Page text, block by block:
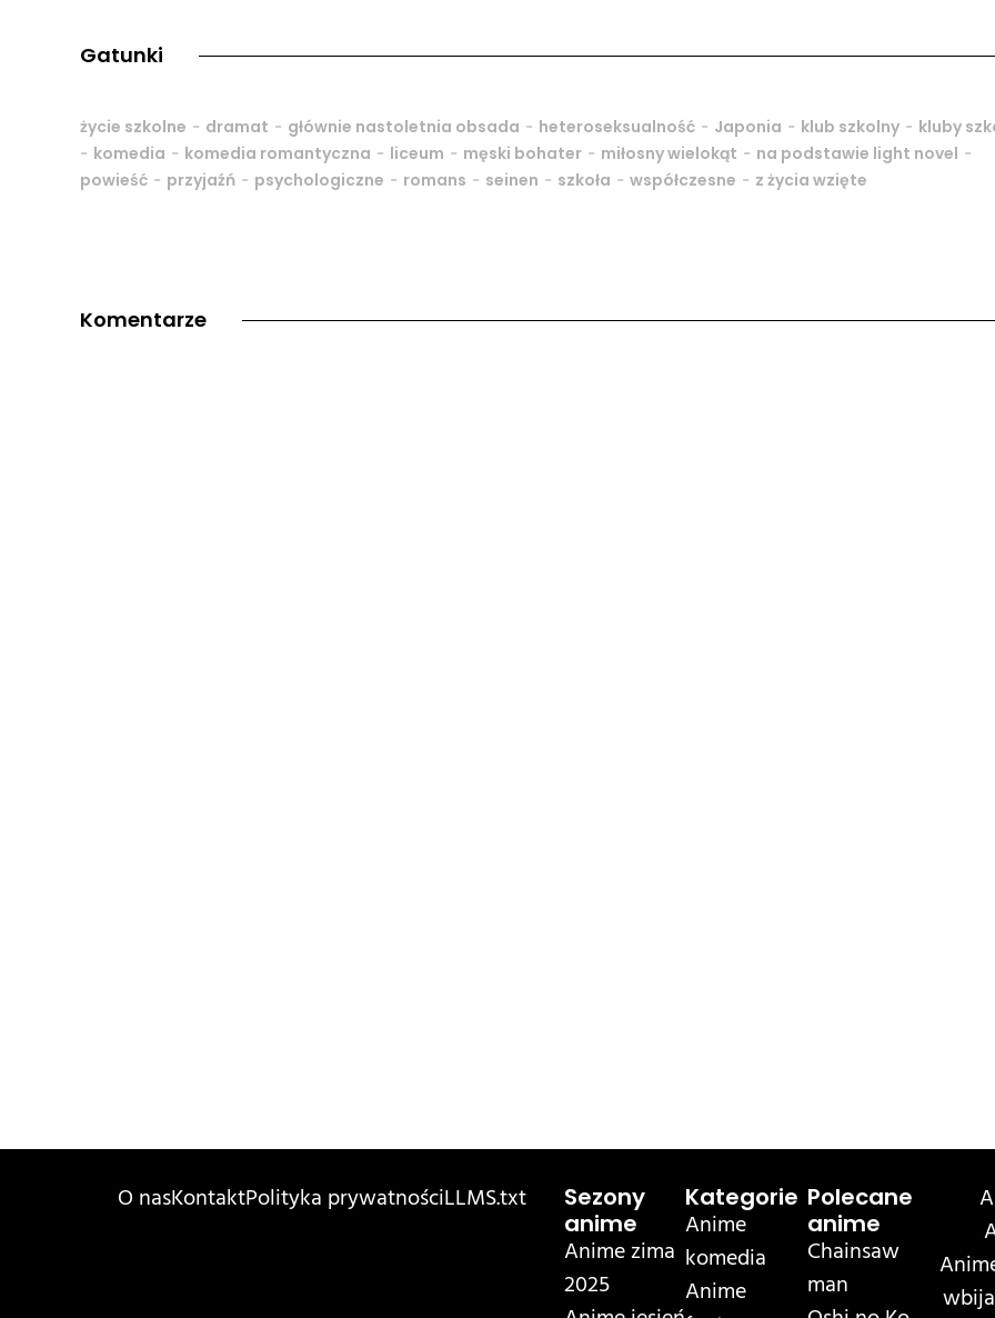
Gatunki
życie szkolne - dramat - głównie nastoletnia obsada - heteroseksualność - Japonia - klub szkolny - kluby
- komedia - komedia romantyczna - liceum - męski bohater - miłosny wielokąt - na podstawie light novel -
powieść - przyjaźń - psychologiczne - romans - seinen - szkoła - współczesne - z życia wzięte
Komentarze
O nasKontaktPolityka prywatnościLLMS.txt
Sezony
anime
Anime zima
2025
Kategorie
Anime
komedia
Anime
Polecane
anime
Chainsaw
man